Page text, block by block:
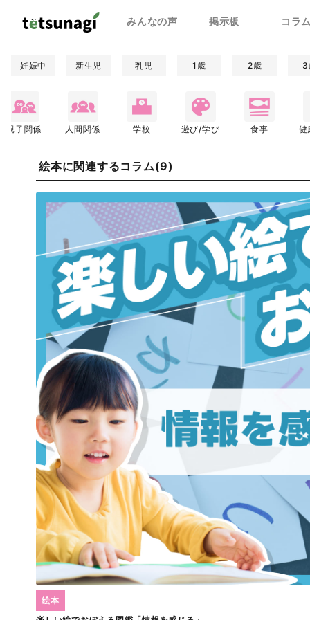
みんなの声 掲示板 コラ
妊娠中 新生児 乳児 1歳 2歳 3
親子関係 人間関係 学校 遊び/学び 食事 健
絵本に関連するコラム(9)
絵本